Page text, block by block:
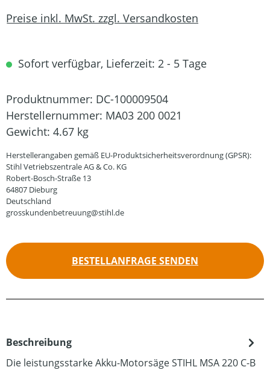
Preise inkl. MwSt. zzgl. Versandkosten
Sofort verfügbar, Lieferzeit: 2 - 5 Tage
Produktnummer: DC-100009504
Herstellernummer: MA03 200 0021
Gewicht: 4.67 kg
Herstellerangaben gemäß EU-Produktsicherheitsverordnung (GPSR):
Stihl Vetriebszentrale AG & Co. KG
Robert-Bosch-Straße 13
64807 Dieburg
Deutschland
grosskundenbetreuung@stihl.de
BESTELLANFRAGE SENDEN
Beschreibung
Die leistungsstarke Akku-Motorsäge STIHL MSA 220 C-B